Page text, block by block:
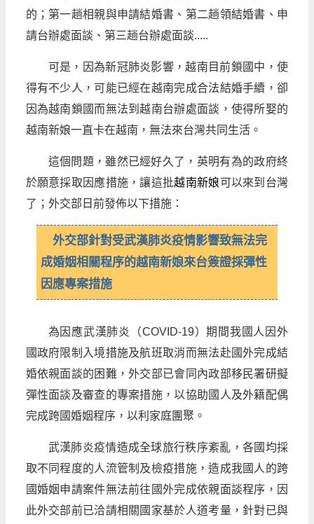
的；第一趟相親與申請結婚書、第二趟領結婚書、申
請台辦處面談、第三趟台辦處面談.....
可是，因為新冠肺炎影響，越南目前鎖國中，使
得有不少人，可能已經在越南完成合法結婚手續，卻
因為越南鎖國而無法到越南台辦處面談，使得所娶的
越南新娘一直卡在越南，無法來台灣共同生活。
這個問題，雖然已經好久了，英明有為的政府終
於願意採取因應措施，讓這批越南新娘可以來到台灣
了；外交部日前發佈以下措施：
外交部針對受武漢肺炎疫情影響致無法完
成婚姻相關程序的越南新娘來台簽證採彈性
因應專案措施
為因應武漢肺炎（COVID-19）期間我國人因外
國政府限制入境措施及航班取消而無法赴國外完成結
婚依親面談的困難，外交部已會同內政部移民署研擬
彈性面談及審查的專案措施，以協助國人及外籍配偶
完成跨國婚姻程序，以利家庭團聚。
武漢肺炎疫情造成全球旅行秩序紊亂，各國均採
取不同程度的人流管制及檢疫措施，造成我國人的跨
國婚姻申請案件無法前往國外完成依親面談程序，因
此外交部前已洽請相關國家基於人道考量，針對已與